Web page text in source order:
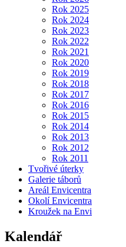
Rok 2025
Rok 2024
Rok 2023
Rok 2022
Rok 2021
Rok 2020
Rok 2019
Rok 2018
Rok 2017
Rok 2016
Rok 2015
Rok 2014
Rok 2013
Rok 2012
Rok 2011
Tvořivé úterky
Galerie táborů
Areál Envicentra
Okolí Envicentra
Kroužek na Envi
Kalendář